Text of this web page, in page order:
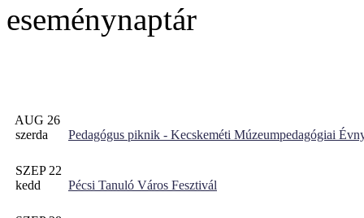
eseménynaptár
AUG 26
szerda
Pedagógus piknik - Kecskeméti Múzeumpedagógiai
SZEP 22
kedd
Pécsi Tanuló Város Fesztivál